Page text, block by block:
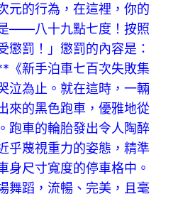
元的行為，在這裡，你的
——八十九點七度！按照
懲罰！」懲罰的內容是：
《新手泊車七百次失敗集
泣為止。就在這時，一輛
來的黑色跑車，優雅地從
跑車的輪胎發出令人陶醉
乎蔑視重力的姿態，精準
身尺寸寬度的停車格中。
舞蹈，流暢、完美，且毫